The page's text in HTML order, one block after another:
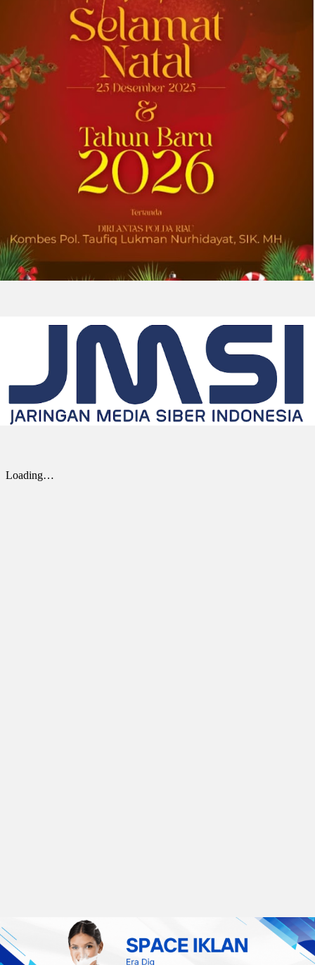
DOWNERS GROVE, Illinois, Aug. 01, 2026
(GLOBE NEWSWIRE) -- Univar Solutions LLC
(“Univar Solutions” atau “Perusahaan”),
penyedia solusi global terkemuka bagi
pengguna bahan baku dan bahan kimia...
2026-07-31 22:21:10| Source:
Lantronix dan Swarmer Berkolaborasi
Kustom untuk Sistem Pesawat Udara
Nirawak (UAS) Grup 1
IRVINE, California, Aug. 01, 2026 (GLOBE
NEWSWIRE) -- Lantronix Inc. (Nasdaq: LTRX),
penyedia global solusi Edge AI dan Industrial